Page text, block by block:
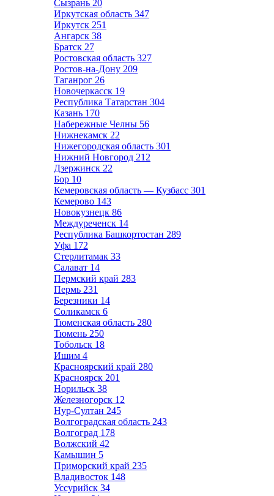
Сызрань 20
Иркутская область 347
Иркутск 251
Ангарск 38
Братск 27
Ростовская область 327
Ростов-на-Дону 209
Таганрог 26
Новочеркасск 19
Республика Татарстан 304
Казань 170
Набережные Челны 56
Нижнекамск 22
Нижегородская область 301
Нижний Новгород 212
Дзержинск 22
Бор 10
Кемеровская область — Кузбасс 301
Кемерово 143
Новокузнецк 86
Междуреченск 14
Республика Башкортостан 289
Уфа 172
Стерлитамак 33
Салават 14
Пермский край 283
Пермь 231
Березники 14
Соликамск 6
Тюменская область 280
Тюмень 250
Тобольск 18
Ишим 4
Красноярский край 280
Красноярск 201
Норильск 38
Железногорск 12
Нур-Султан 245
Волгоградская область 243
Волгоград 178
Волжский 42
Камышин 5
Приморский край 235
Владивосток 148
Уссурийск 34